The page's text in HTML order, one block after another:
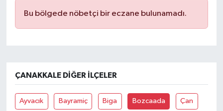
Bu bölgede nöbetçi bir eczane bulunamadı.
ÇANAKKALE DIĞER İLÇELER
Ayvacık Bayramiç Biga Bozcaada Çan